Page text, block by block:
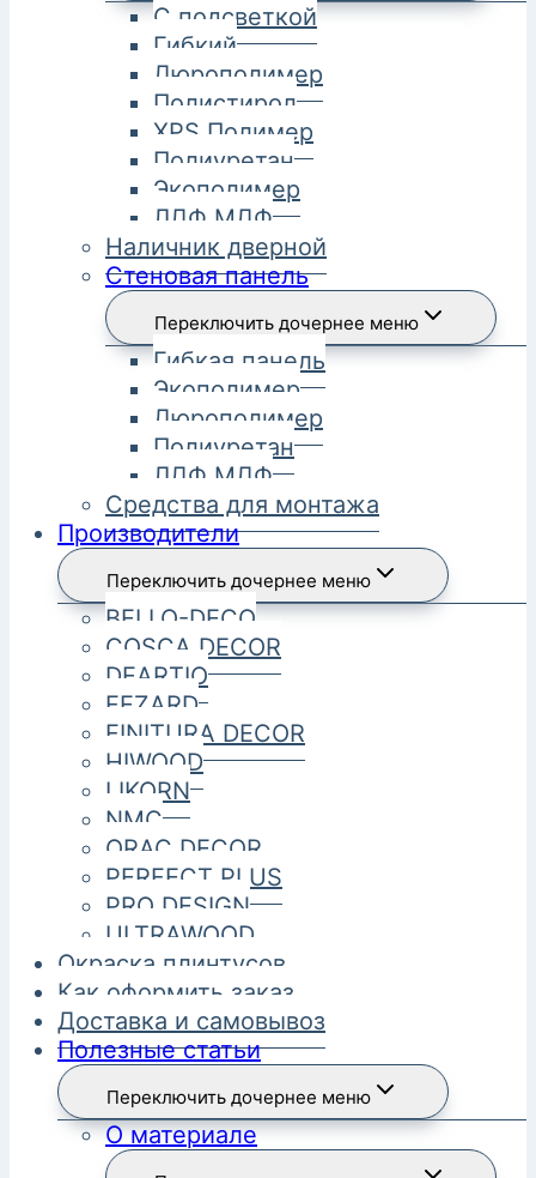
С подсветкой
Гибкий
Дюрополимер
Полистирол
XPS Полимер
Полиуретан
Экополимер
ЛДФ МДФ
Наличник дверной
Стеновая панель
Переключить дочернее меню
Гибкая панель
Экополимер
Дюрополимер
Полиуретан
ЛДФ МДФ
Средства для монтажа
Производители
Переключить дочернее меню
BELLO-DECO
COSCA DECOR
DEARTIO
FEZARD
FINITURA DECOR
HIWOOD
LIKORN
NMC
ORAC DECOR
PERFECT PLUS
PRO DESIGN
ULTRAWOOD
Окраска плинтусов
Как оформить заказ
Доставка и самовывоз
Полезные статьи
Переключить дочернее меню
О материале